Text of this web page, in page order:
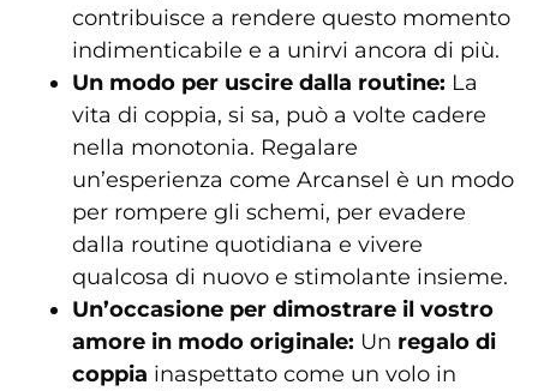
contribuisce a rendere questo momento
indimenticabile e a unirvi ancora di più.
Un modo per uscire dalla routine: La
vita di coppia, si sa, può a volte cadere
nella monotonia. Regalare
un’esperienza come Arcansel è un modo
per rompere gli schemi, per evadere
dalla routine quotidiana e vivere
qualcosa di nuovo e stimolante insieme.
Un’occasione per dimostrare il vostro
amore in modo originale: Un regalo di
coppia inaspettato come un volo in